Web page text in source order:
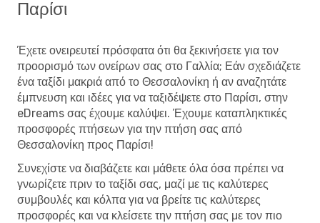
Παρίσι
Έχετε ονειρευτεί πρόσφατα ότι θα ξεκινήσετε για τον
προορισμό των ονείρων σας στο Γαλλία; Εάν σχεδιάζετε
ένα ταξίδι μακριά από το Θεσσαλονίκη ή αν αναζητάτε
έμπνευση και ιδέες για να ταξιδέψετε στο Παρίσι, στην
eDreams σας έχουμε καλύψει. Έχουμε καταπληκτικές
προσφορές πτήσεων για την πτήση σας από
Θεσσαλονίκη προς Παρίσι!
Συνεχίστε να διαβάζετε και μάθετε όλα όσα πρέπει να
γνωρίζετε πριν το ταξίδι σας, μαζί με τις καλύτερες
συμβουλές και κόλπα για να βρείτε τις καλύτερες
προσφορές και να κλείσετε την πτήση σας με τον πιο